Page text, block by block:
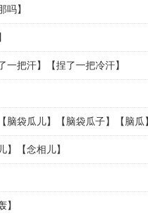
吗】
一把汗】【捏了一把冷汗】
脑袋瓜儿】【脑袋瓜子】【脑
】【念相儿】
】